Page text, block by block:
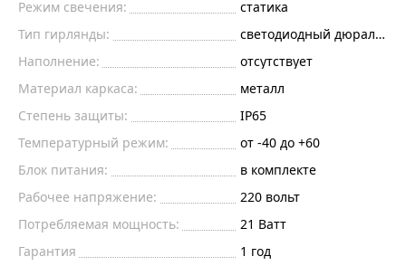
Режим свечения:
статика
Тип гирлянды:
светодиодный дюралайт
Наполнение:
отсутствует
Материал каркаса:
металл
Степень защиты:
IP65
Температурный режим:
от -40 до +60
Блок питания:
в комплекте
Рабочее напряжение:
220 вольт
Потребляемая мощность:
21 Ватт
Гарантия
1 год